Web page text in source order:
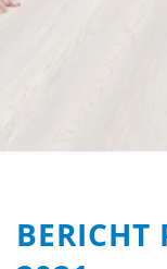
BERICHT